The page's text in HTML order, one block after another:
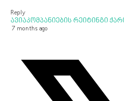
Reply
ავიაკომპანიების რეიტინგი
7 months ago